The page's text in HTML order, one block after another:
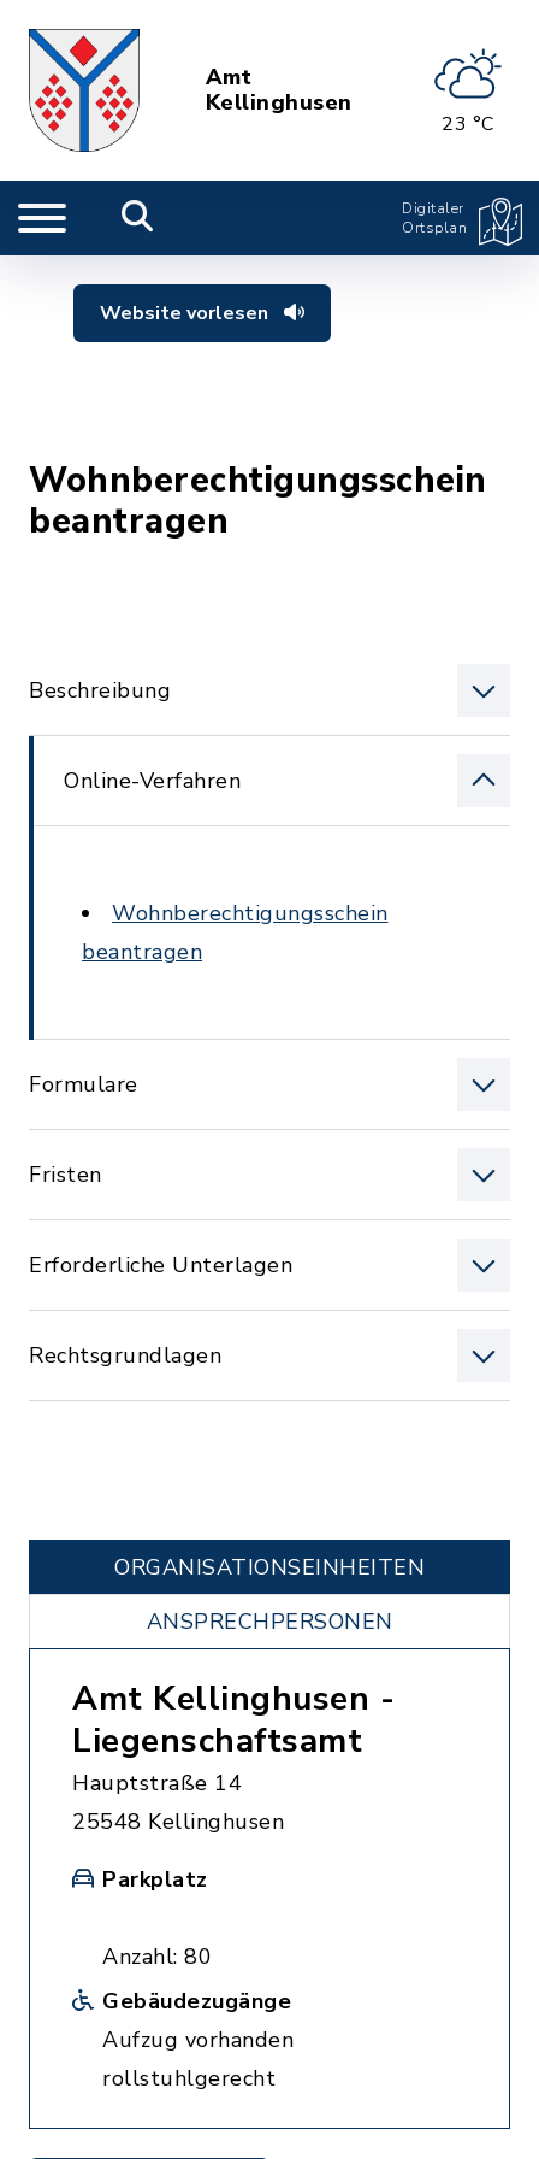
Amt
Kellinghusen
23 °C
Digitaler
Ortsplan
Website vorlesen
Wohnberechtigungsschein
beantragen
Beschreibung
Online-Verfahren
Wohnberechtigungsschein
beantragen
Formulare
Fristen
Erforderliche Unterlagen
Rechtsgrundlagen
ORGANISATIONS­EINHEITEN
ANSPRECHPERSONEN
Amt Kellinghusen -
Liegenschaftsamt
Hauptstraße 14
25548 Kellinghusen
Parkplatz
Anzahl: 80
Gebäudezugänge
Aufzug vorhanden
rollstuhlgerecht